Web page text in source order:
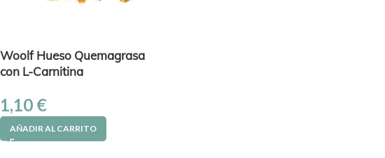
Woolf Hueso Quemagrasa
con L-Carnitina
1,10 €
AÑADIR AL CARRITO